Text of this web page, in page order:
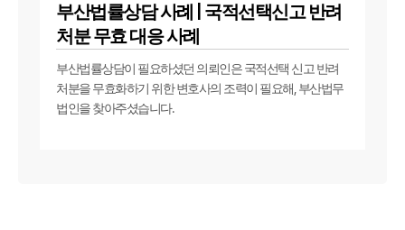
부산법률상담 사례 | 국적선택신고 반려
처분 무효 대응 사례
부산법률상담이 필요하셨던 의뢰인은 국적선택 신고 반려
처분을 무효화하기 위한 변호사의 조력이 필요해, 부산법무
법인을 찾아주셨습니다.